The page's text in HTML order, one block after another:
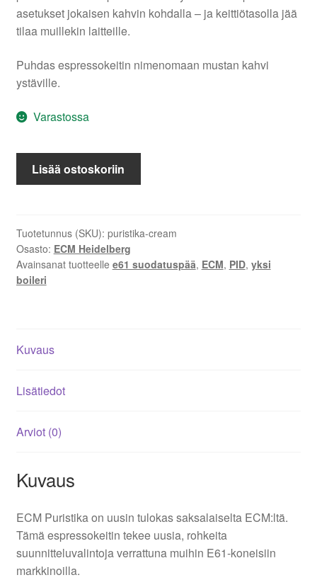
asetukset jokaisen kahvin kohdalla – ja keittiötasolla jää
tilaa muillekin laitteille.
Puhdas espressokeitin nimenomaan mustan kahvi
ystäville.
Varastossa
ECM
Puristika
Lisää ostoskoriin
Tuotetunnus (SKU): puristika-cream
Osasto: ECM Heidelberg
Avainsanat tuotteelle e61 suodatuspää, ECM, PID, yksi
boileri
Kuvaus
Lisätiedot
Arviot (0)
Kuvaus
ECM Puristika on uusin tulokas saksalaiselta ECM:ltä.
Tämä espressokeitin tekee uusia, rohkeita
suunnitteluvalintoja verrattuna muihin E61-koneisiin
markkinoilla.